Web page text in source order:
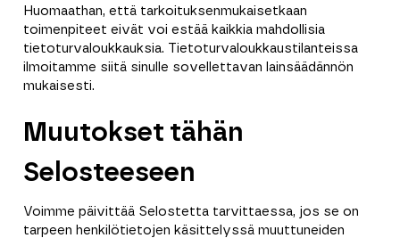
Huomaathan, että tarkoituksenmukaisetkaan
toimenpiteet eivät voi estää kaikkia mahdollisia
tietoturvaloukkauksia. Tietoturvaloukkaustilanteissa
ilmoitamme siitä sinulle sovellettavan lainsäädännön
mukaisesti.
Muutokset tähän
Selosteeseen
Voimme päivittää Selostetta tarvittaessa, jos se on
tarpeen henkilötietojen käsittelyssä muuttuneiden